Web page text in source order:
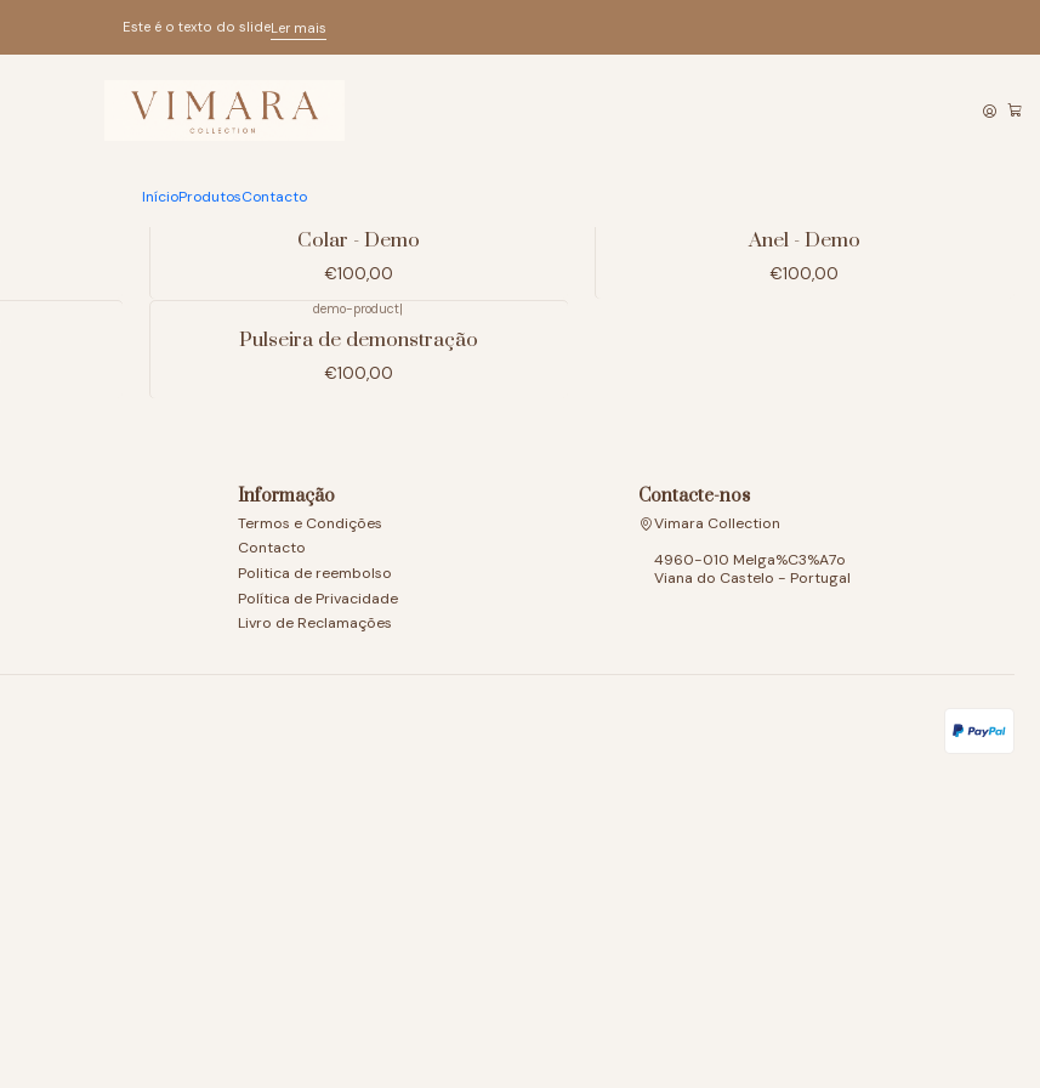
InícioProdutosContacto
Este é o texto do slideLer mais
Início Produtos
Produtos
Colar - Demo
€100,00
Anel - Demo
€100,00
demo-product|
Pulseira de demonstração
€100,00
Informação
Termos e Condições
Contacto
Politica de reembolso
Política de Privacidade
Livro de Reclamações
Contacte-nos
Vimara Collection
4960-010 Melga%C3%A7o
Viana do Castelo - Portugal